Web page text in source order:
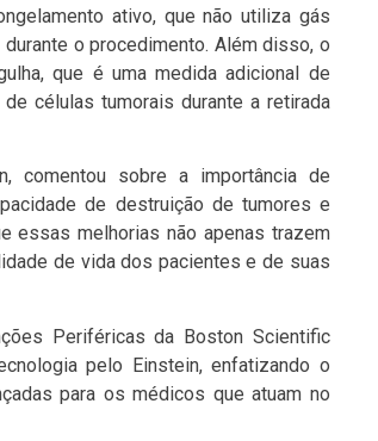
ativo, que não utiliza gás
o procedimento. Além disso, o
que é uma medida adicional de
células tumorais durante a retirada
comentou sobre a importância de
de destruição de tumores e
essas melhorias não apenas trazem
de vida dos pacientes e de suas
Periféricas da Boston Scientific
pelo Einstein, enfatizando o
para os médicos que atuam no